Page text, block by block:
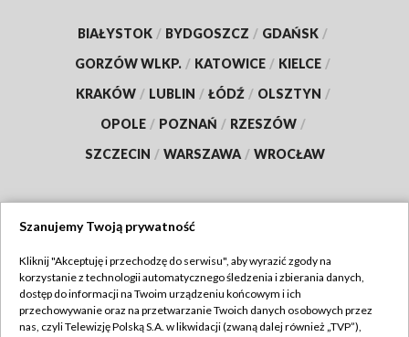
BIAŁYSTOK / BYDGOSZCZ / GDAŃSK /
GORZÓW WLKP. / KATOWICE / KIELCE /
KRAKÓW / LUBLIN / ŁÓDŹ / OLSZTYN /
OPOLE / POZNAŃ / RZESZÓW /
SZCZECIN / WARSZAWA / WROCŁAW
TVP
Abonament TVP
Regulamin TVP
Szanujemy Twoją prywatność
Kliknij "Akceptuję i przechodzę do serwisu", aby wyrazić zgody na
korzystanie z technologii automatycznego śledzenia i zbierania danych,
dostęp do informacji na Twoim urządzeniu końcowym i ich
przechowywanie oraz na przetwarzanie Twoich danych osobowych przez
nas, czyli Telewizję Polską S.A. w likwidacji (zwaną dalej również „TVP”),